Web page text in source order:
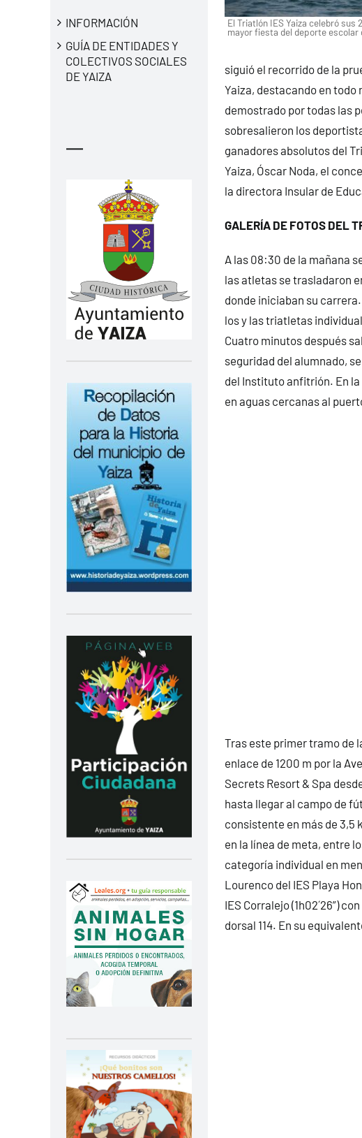
INFORMACIÓN
GUÍA DE ENTIDADES Y
COLECTIVOS SOCIALES
DE YAIZA
—
El Triatlón IES Yaiza celebró sus
mayor fiesta del deporte escolar
siguió el recorrido de la
Yaiza, destacando en
demostrado por todas las
sobresalieron los
ganadores absolutos del
Yaiza, Óscar Noda, el
la directora Insular de
GALERÍA DE FOTOS DEL
A las 08:30 de la mañana
las atletas se trasladaron
donde iniciaban su
los y las triatletas
Cuatro minutos después
seguridad del alumnado,
del Instituto anfitrión. En
en aguas cercanas al
Tras este primer tramo de
enlace de 1200 m por la
Secrets Resort & Spa
hasta llegar al campo de
consistente en más de
en la línea de meta, entre
categoría individual en
Lourenco del IES Playa
IES Corralejo (1h02´26”)
dorsal 114. En su